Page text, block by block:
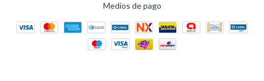
Medios de pago